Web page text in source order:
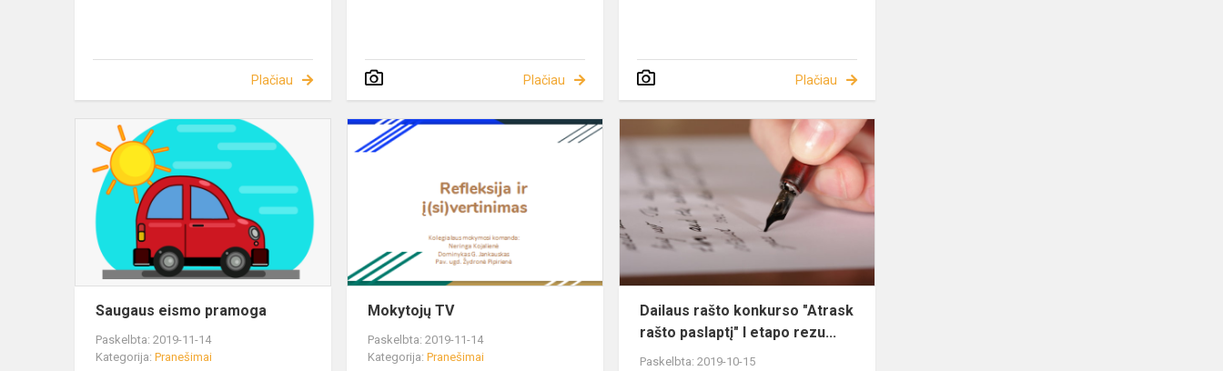
Plačiau Plačiau Plačiau
Saugaus eismo pramoga
Paskelbta: 2019-11-14
Kategorija: Pranešimai
Mokytojų TV
Paskelbta: 2019-11-14
Kategorija:Pranešimai
Dailaus rašto konkurso "Atrask
rašto paslaptį" I etapo rezu...
Paskelbta: 2019-10-15